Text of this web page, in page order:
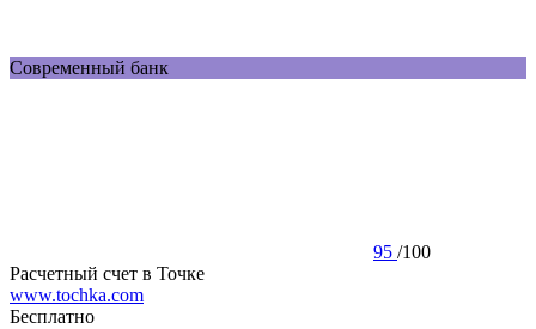
Современный банк
95 /100
Расчетный счет в Точке
www.tochka.com
Бесплатно